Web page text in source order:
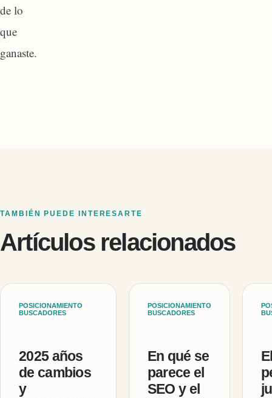
de lo
que
ganaste.
TAMBIÉN PUEDE INTERESARTE
Artículos relacionados
POSICIONAMIENTO
BUSCADORES
2025 años
de cambios
y
POSICIONAMIENTO
BUSCADORES
En qué se
parece el
SEO y el